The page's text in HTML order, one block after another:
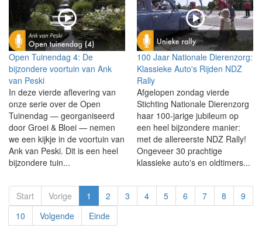
Open Tuinendag 4: De
bijzondere voortuin van Ank
van Peski
In deze vierde aflevering van
onze serie over de Open
Tuinendag — georganiseerd
door Groei & Bloei — nemen
we een kijkje in de voortuin van
Ank van Peski. Dit is een heel
bijzondere tuin...
100 Jaar Nationale Dierenzorg:
Klassieke Auto's Rijden NDZ
Rally
Afgelopen zondag vierde
Stichting Nationale Dierenzorg
haar 100-jarige jubileum op
een heel bijzondere manier:
met de allereerste NDZ Rally!
Ongeveer 30 prachtige
klassieke auto's en oldtimers...
Start Vorige 1 2 3 4 5 6 7 8
9
10
Volgende Einde